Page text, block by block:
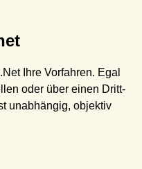
Ihre Vorfahren. Egal
oder über einen Dritt-
unabhängig, objektiv